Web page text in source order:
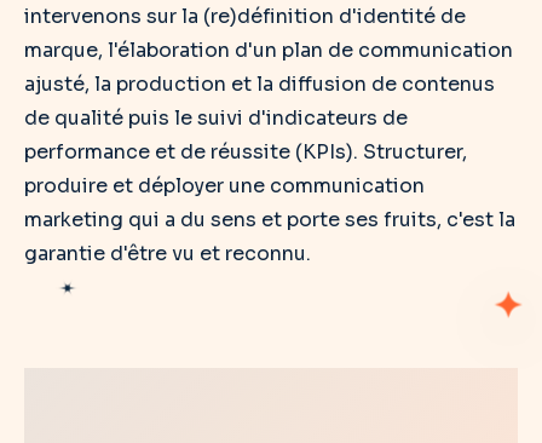
intervenons sur la (re)définition d'identité de
marque, l'élaboration d'un plan de communication
ajusté, la production et la diffusion de contenus
de qualité puis le suivi d'indicateurs de
performance et de réussite (KPIs). Structurer,
produire et déployer une communication
marketing qui a du sens et porte ses fruits, c'est la
garantie d'être vu et reconnu.